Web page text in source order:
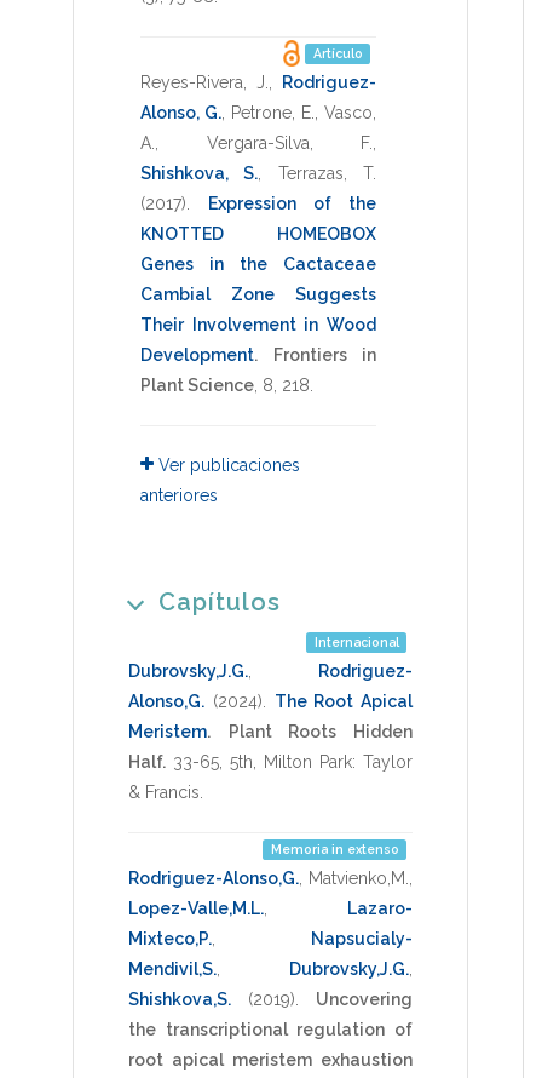
Artículo
Reyes-Rivera, J.
Rodriguez-
Alonso, G.
Petrone, E.
Vasco,
A.
Vergara-Silva, F.
Shishkova, S.
Terrazas, T.
(2017)
Expression of the
KNOTTED HOMEOBOX
Genes in the Cactaceae
Cambial Zone Suggests
Their Involvement in Wood
Development.
Frontiers in
Plant Science 8 218
Ver publicaciones
anteriores
Capítulos
Internacional
Dubrovsky,J.G.
Rodriguez-
Alonso,G. (2024)
The Root Apical
Meristem.
Plant Roots Hidden
Half. 33-65 5th
Milton Park: Taylor
& Francis
Memoria in extenso
Rodriguez-Alonso,G. Matvienko,M.
Lopez-Valle,M.L.
Lazaro-
Mixteco,P.
Napsucialy-
Mendivil,S.
Dubrovsky,J.G.
Shishkova,S.
(2019)
Uncovering
the transcriptional regulation of
root apical meristem exhaustion